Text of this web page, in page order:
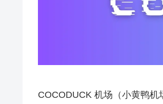
COCODUCK 机场（小黄鸭